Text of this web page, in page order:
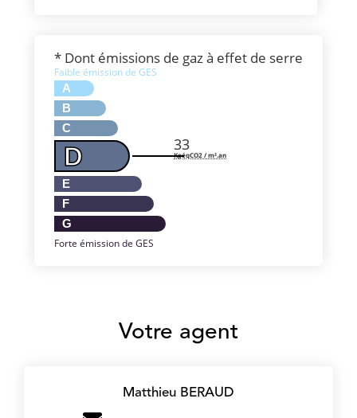
* Dont émissions de gaz à effet de serre
Faible émission de GES
A
B
C
D
E
F
G
Forte émission de GES
33
KgéqCO2 / m².an
Votre agent
Matthieu BERAUD